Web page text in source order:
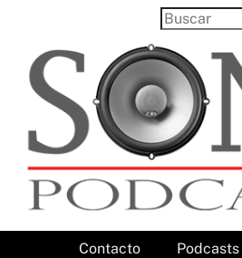
content
Contacto Podcasts